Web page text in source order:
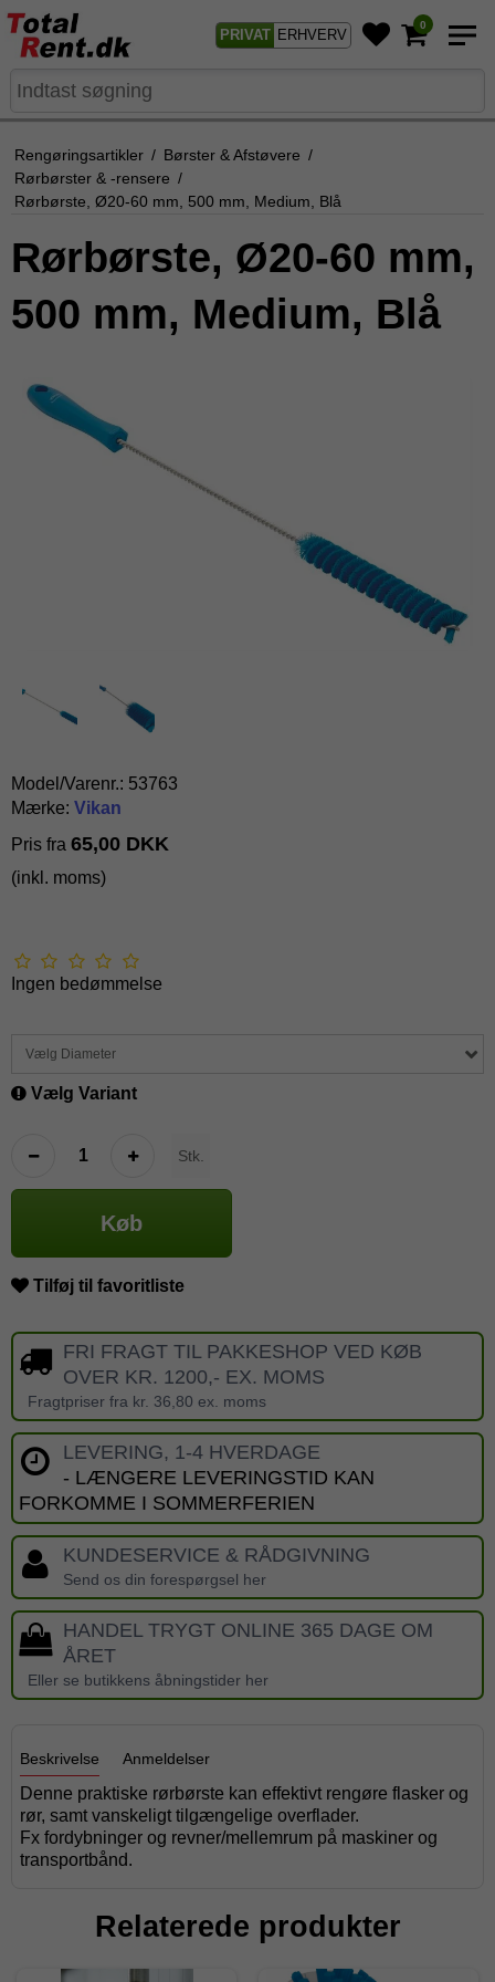
PRIVAT ERHVERV
0
Rengøringsartikler / Børster & Afstøvere /
Rørbørster & -rensere /
Rørbørste, Ø20-60 mm, 500 mm, Medium, Blå
Rørbørste, Ø20-60 mm,
500 mm, Medium, Blå
Model/Varenr.: 53763
Mærke: Vikan
Pris fra 65,00 DKK
(inkl. moms)
Ingen bedømmelse
Vælg Diameter
Vælg Variant
Stk.
Køb
Tilføj til favoritliste
FRI FRAGT TIL PAKKESHOP VED KØB
OVER KR. 1200,- EX. MOMS
Fragtpriser fra kr. 36,80 ex. moms
LEVERING, 1-4 HVERDAGE
- LÆNGERE LEVERINGSTID KAN
FORKOMME I SOMMERFERIEN
KUNDESERVICE & RÅDGIVNING
Send os din forespørgsel her
HANDEL TRYGT ONLINE 365 DAGE OM
ÅRET
Eller se butikkens åbningstider her
Beskrivelse Anmeldelser
Denne praktiske rørbørste kan effektivt rengøre flasker og
rør, samt vanskeligt tilgængelige overflader.
Fx fordybninger og revner/mellemrum på maskiner og
transportbånd.
Relaterede produkter